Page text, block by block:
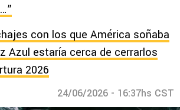
con los que América soñaba
Azul estaría cerca de cerrarlos
2026
24/06/2026 - 16:37hs CST